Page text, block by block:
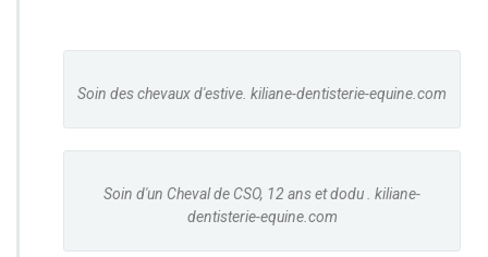
Soin des chevaux d'estive. kiliane-dentisterie-equine.com
Soin d'un Cheval de CSO, 12 ans et dodu . kiliane-
dentisterie-equine.com